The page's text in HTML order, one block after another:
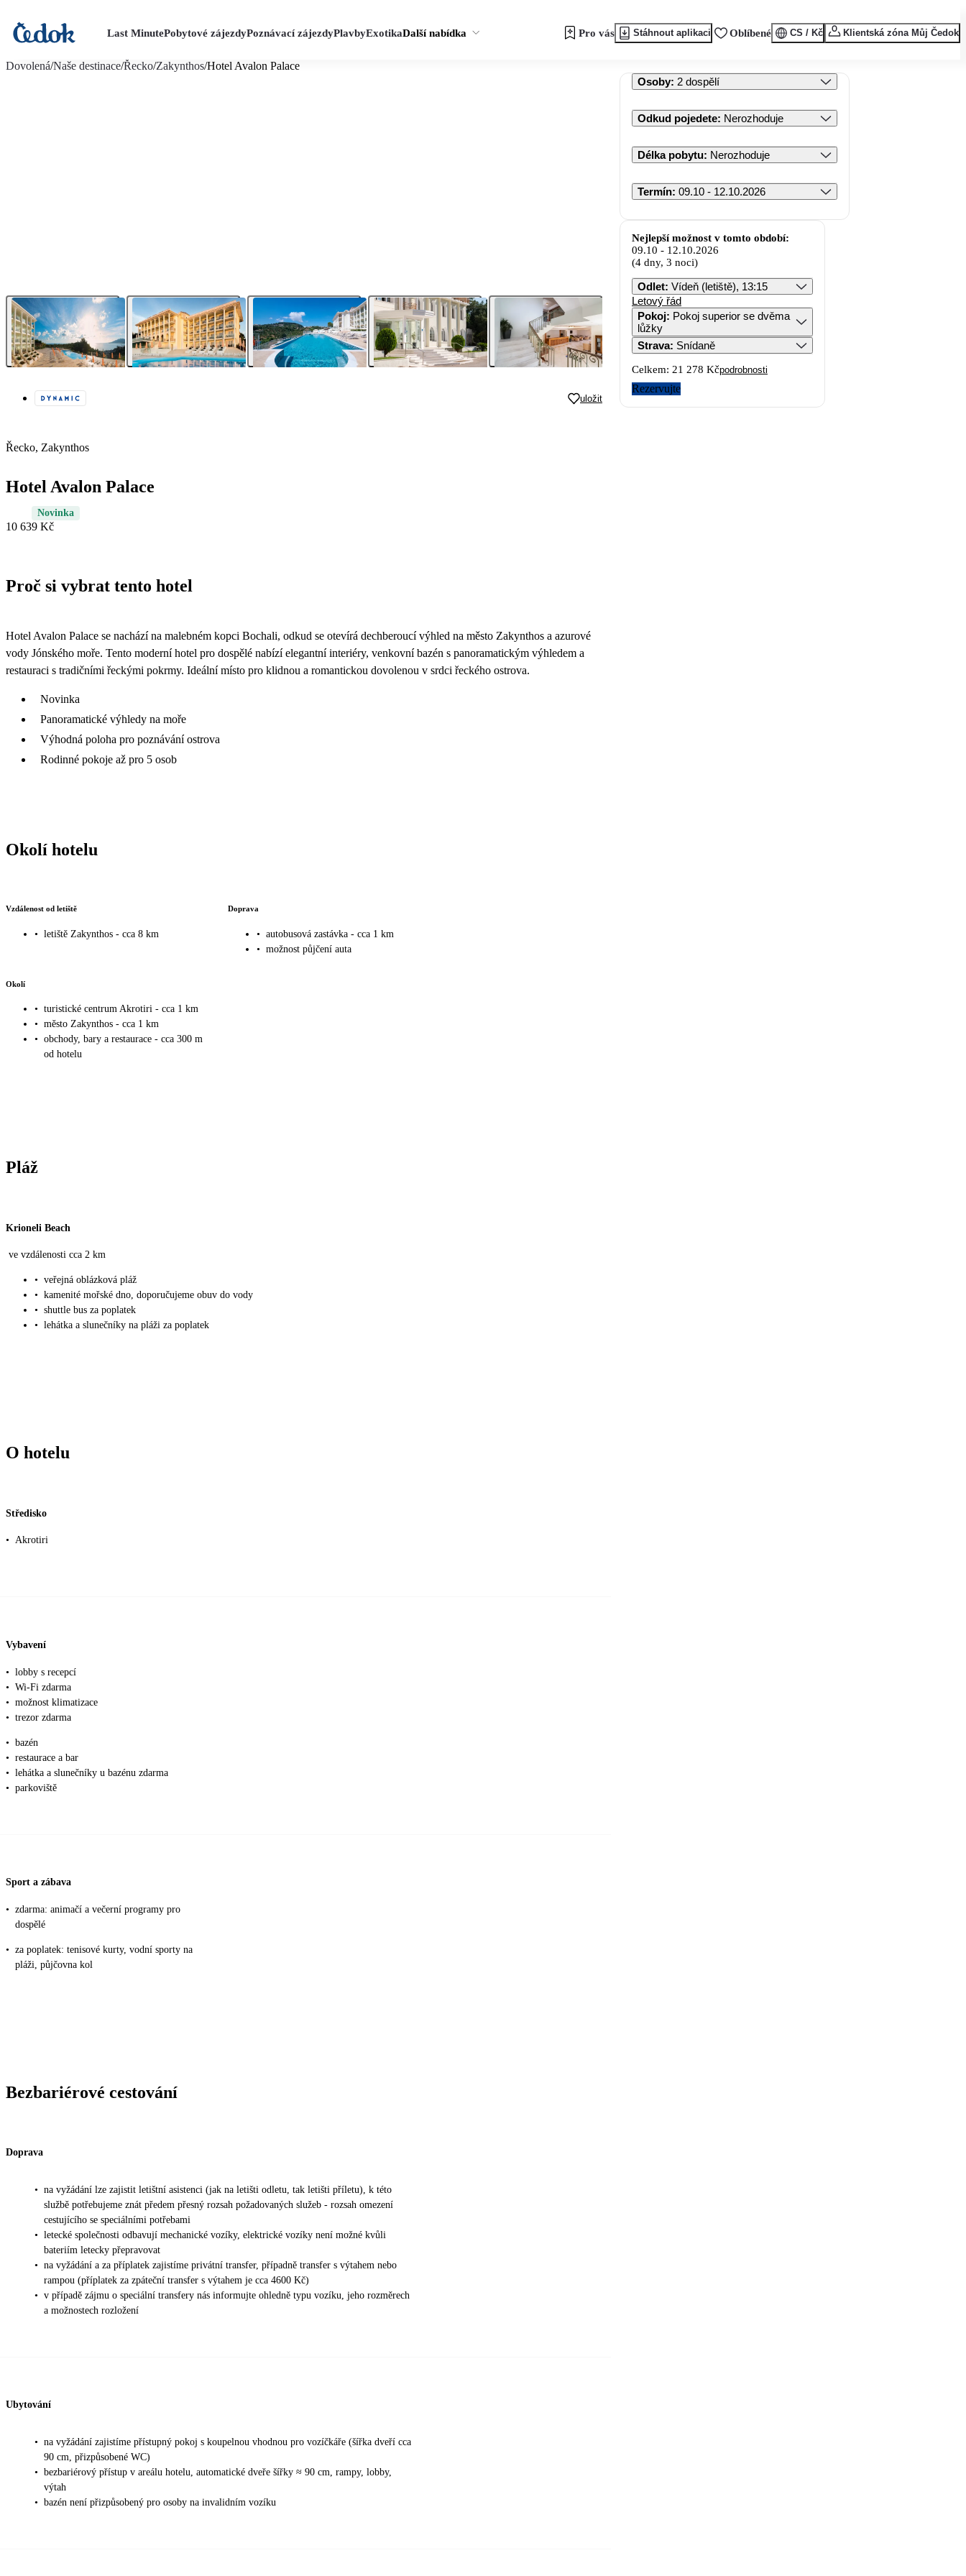
Last MinutePobytové zájezdyPoznávací zájezdyPlavbyExotikaDalší nabídka Pro vás Stáhnout aplikaci Oblíbené CS / Kč Klientská zóna Můj Čedok
Dovolená/Naše destinace/Řecko/Zakynthos/Hotel Avalon Palace
uložit
Řecko, Zakynthos
Hotel Avalon Palace
Novinka
10 639 Kč
Proč si vybrat tento hotel
Hotel Avalon Palace se nachází na malebném kopci Bochali, odkud se otevírá dechberoucí výhled na město Zakynthos a azurové
vody Jónského moře. Tento moderní hotel pro dospělé nabízí elegantní interiéry, venkovní bazén s panoramatickým výhledem a
restauraci s tradičními řeckými pokrmy. Ideální místo pro klidnou a romantickou dovolenou v srdci řeckého ostrova.
Novinka
Panoramatické výhledy na moře
Výhodná poloha pro poznávání ostrova
Rodinné pokoje až pro 5 osob
Okolí hotelu
Vzdálenost od letiště
• letiště Zakynthos - cca 8 km
Doprava
• autobusová zastávka - cca 1 km
• možnost půjčení auta
Okolí
• turistické centrum Akrotiri - cca 1 km
• město Zakynthos - cca 1 km
• obchody, bary a restaurace - cca 300 m
od hotelu
Pláž
Krioneli Beach
ve vzdálenosti cca 2 km
• veřejná oblázková pláž
• kamenité mořské dno, doporučujeme obuv do vody
• shuttle bus za poplatek
• lehátka a slunečníky na pláži za poplatek
O hotelu
Středisko
• Akrotiri
Vybavení
• lobby s recepcí
• Wi-Fi zdarma
• možnost klimatizace
• trezor zdarma
• bazén
• restaurace a bar
• lehátka a slunečníky u bazénu zdarma
• parkoviště
Sport a zábava
• zdarma: animačí a večerní programy pro
dospělé
• za poplatek: tenisové kurty, vodní sporty na
pláži, půjčovna kol
Bezbariérové cestování
Doprava
• na vyžádání lze zajistit letištní asistenci (jak na letišti odletu, tak letišti příletu), k této
službě potřebujeme znát předem přesný rozsah požadovaných služeb - rozsah omezení
cestujícího se speciálními potřebami
• letecké společnosti odbavují mechanické vozíky, elektrické vozíky není možné kvůli
bateriím letecky přepravovat
• na vyžádání a za příplatek zajistíme privátní transfer, případně transfer s výtahem nebo
rampou (příplatek za zpáteční transfer s výtahem je cca 4600 Kč)
• v případě zájmu o speciální transfery nás informujte ohledně typu vozíku, jeho rozměrech
a možnostech rozložení
Ubytování
• na vyžádání zajistíme přístupný pokoj s koupelnou vhodnou pro vozíčkáře (šířka dveří cca
90 cm, přizpůsobené WC)
• bezbariérový přístup v areálu hotelu, automatické dveře šířky ≈ 90 cm, rampy, lobby,
výtah
• bazén není přizpůsobený pro osoby na invalidním vozíku
Osoby: 2 dospělí
Odkud pojedete: Nerozhoduje
Délka pobytu: Nerozhoduje
Termín: 09.10 - 12.10.2026
Nejlepší možnost v tomto období:
09.10 - 12.10.2026
(4 dny, 3 noci)
Odlet: Vídeň (letiště), 13:15
Letový řád
Pokoj: Pokoj superior se dvěma
lůžky
Strava: Snídaně
Celkem: 21 278 Kčpodrobnosti
Rezervujte